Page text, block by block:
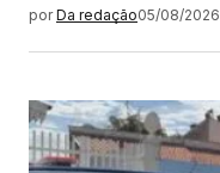
por Da redação05/08/2026